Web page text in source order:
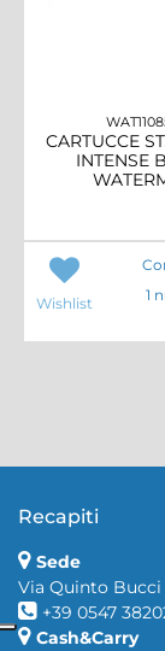
CARTUCCE
INTENSE
Wishlist
1
Recapiti
Sede
Via Quinto Bucci
+39 0547
Cash&Carry